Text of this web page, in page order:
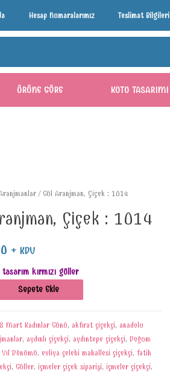
Hesap Numaralarımız Teslimat Bilgileri
ÜRÜNE GÖRE KUTU TASARIMI
Aranjmanlar/ Gül Aranjman, Çiçek : 1014
Çiçek : 1014
+ KDV
kırmızı güller
Sepete Ekle
8 Mart Kadınlar Günü, akfırat çiçekçi, anadolu
, aydınlı çiçekçi, aydıntepe çiçekçi, Doğum
Dönümü, evliya çelebi mahallesi çiçekçi, fatih
, Güller, içmeler çiçek siparişi, içmeler çiçekçi,